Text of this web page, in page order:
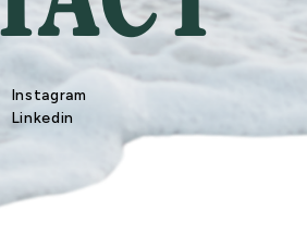
Instagram
Linkedin